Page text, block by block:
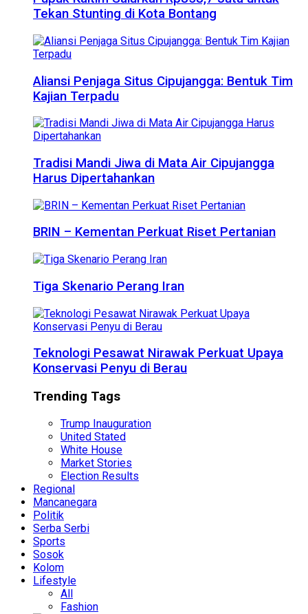
Tekan Stunting di Kota Bontang
Aliansi Penjaga Situs Cipujangga: Bentuk Tim
Kajian Terpadu
Tradisi Mandi Jiwa di Mata Air Cipujangga
Harus Dipertahankan
BRIN – Kementan Perkuat Riset Pertanian
Tiga Skenario Perang Iran
Teknologi Pesawat Nirawak Perkuat Upaya
Konservasi Penyu di Berau
Trending Tags
Trump Inauguration
United Stated
White House
Market Stories
Election Results
Regional
Mancanegara
Politik
Serba Serbi
Sports
Sosok
Kolom
Lifestyle
All
Fashion